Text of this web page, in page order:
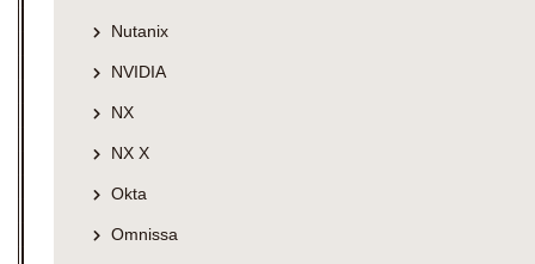
Nutanix
NVIDIA
NX
NX X
Okta
Omnissa